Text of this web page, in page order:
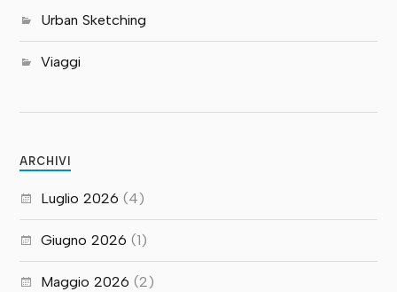
Urban Sketching
Viaggi
ARCHIVI
Luglio 2026 (4)
Giugno 2026 (1)
Maggio 2026 (2)